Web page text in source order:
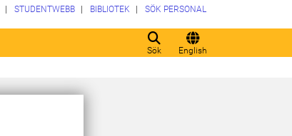
Sök English
STUDENTWEBB BIBLIOTEK SÖK PERSONAL